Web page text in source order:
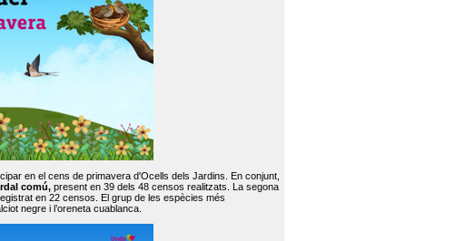
en el cens de primavera d'Ocells dels Jardins. En conjunt,
comú, present en 39 dels 48 censos realitzats. La segona
registrat en 22 censos. El grup de les espècies més
negre i l’oreneta cuablanca.